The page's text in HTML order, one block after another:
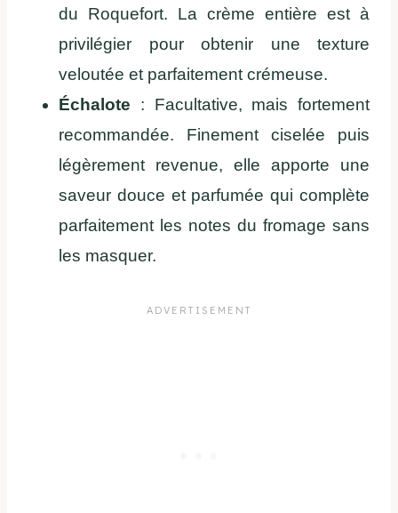
du Roquefort. La crème entière est à
privilégier pour obtenir une texture
veloutée et parfaitement crémeuse.
Échalote : Facultative, mais fortement
recommandée. Finement ciselée puis
légèrement revenue, elle apporte une
saveur douce et parfumée qui complète
parfaitement les notes du fromage sans
les masquer.